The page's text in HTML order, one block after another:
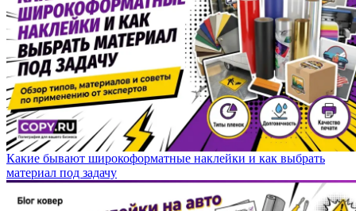
Какие бывают широкоформатные наклейки и как выбрать
материал под задачу